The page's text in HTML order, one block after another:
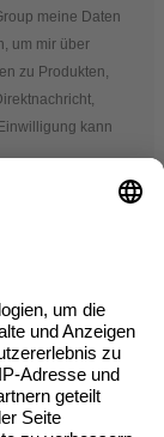
meine Daten
um mir über
zu Produkten,
kann
*Pflichtfelder